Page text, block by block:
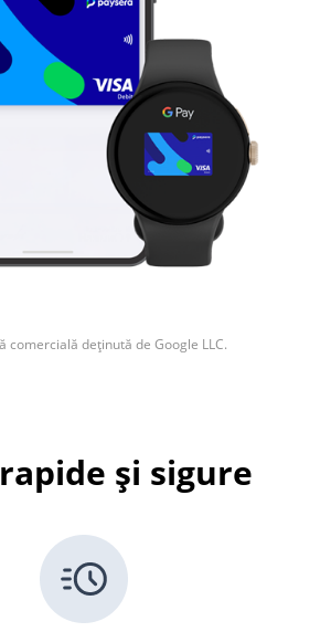
comercială deținută de Google LLC.
și sigure